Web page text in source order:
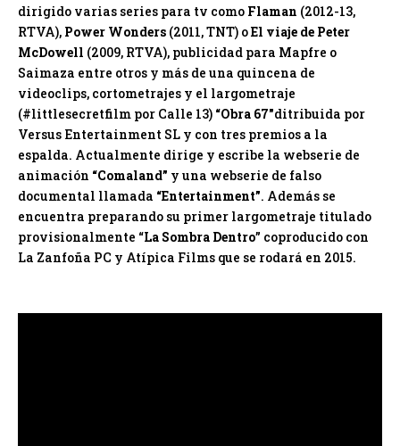
dirigido varias series para tv como Flaman (2012-13,
RTVA), Power Wonders (2011, TNT) oEl viaje de Peter
McDowell (2009, RTVA), publicidad para Mapfre o
Saimaza entre otros y más de una quincena de
videoclips, cortometrajes y el largometraje
(#littlesecretfilm por Calle 13) “Obra 67″ditribuida por
Versus Entertainment SL y con tres premios a la
espalda. Actualmente dirige y escribe la webserie de
animación “Comaland” y una webserie de falso
documental llamada “Entertainment”. Además se
encuentra preparando su primer largometraje titulado
provisionalmente “La Sombra Dentro” coproducido con
La Zanfoña PC y Atípica Films que se rodará en 2015.